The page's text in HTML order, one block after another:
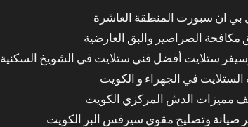
الصراصير والبق العارضية
ستلايت أفضل فني ستلايت في الشويخ السكنية
في الجهراء و الكويت
مميزات الدش المركزي الكويت
صيانة وتصليح مقوي سيرفس البر الكويت